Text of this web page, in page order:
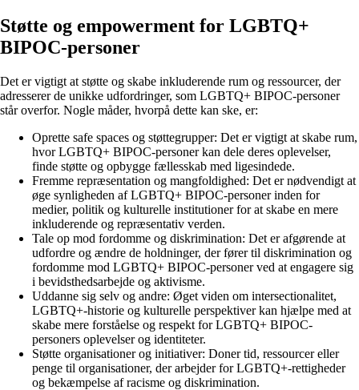
Støtte og empowerment for LGBTQ+
BIPOC-personer
Det er vigtigt at støtte og skabe inkluderende rum og ressourcer, der
adresserer de unikke udfordringer, som LGBTQ+ BIPOC-personer
står overfor. Nogle måder, hvorpå dette kan ske, er:
Oprette safe spaces og støttegrupper: Det er vigtigt at skabe rum,
hvor LGBTQ+ BIPOC-personer kan dele deres oplevelser,
finde støtte og opbygge fællesskab med ligesindede.
Fremme repræsentation og mangfoldighed: Det er nødvendigt at
øge synligheden af LGBTQ+ BIPOC-personer inden for
medier, politik og kulturelle institutioner for at skabe en mere
inkluderende og repræsentativ verden.
Tale op mod fordomme og diskrimination: Det er afgørende at
udfordre og ændre de holdninger, der fører til diskrimination og
fordomme mod LGBTQ+ BIPOC-personer ved at engagere sig
i bevidsthedsarbejde og aktivisme.
Uddanne sig selv og andre: Øget viden om intersectionalitet,
LGBTQ+-historie og kulturelle perspektiver kan hjælpe med at
skabe mere forståelse og respekt for LGBTQ+ BIPOC-
personers oplevelser og identiteter.
Støtte organisationer og initiativer: Doner tid, ressourcer eller
penge til organisationer, der arbejder for LGBTQ+-rettigheder
og bekæmpelse af racisme og diskrimination.